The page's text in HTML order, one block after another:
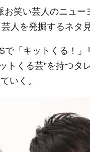
笑い芸人のニュ
人を発掘するネタ
で「キットくる！
トくる芸”を持つタ
いく。